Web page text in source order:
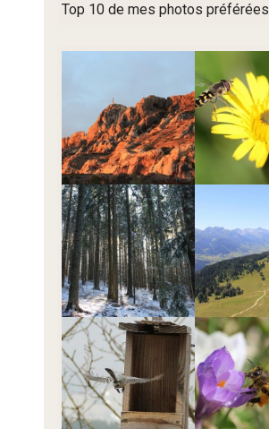
Top 10 de mes photos préférées